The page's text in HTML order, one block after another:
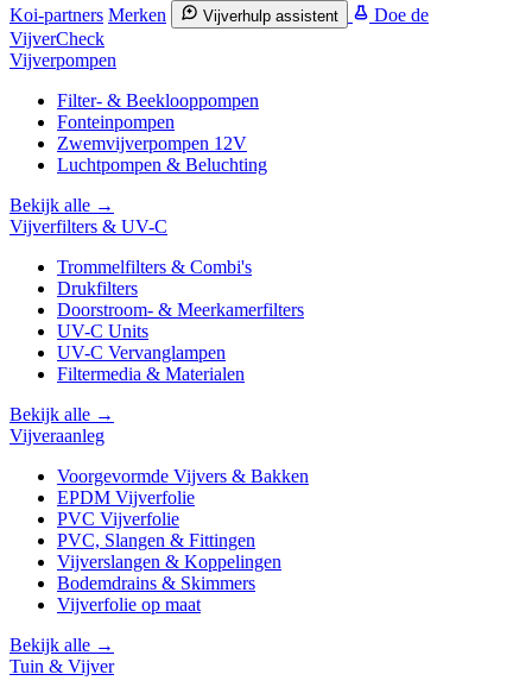
Koi-partners Merken Vijverhulp assistent
Doe de
VijverCheck
Vijverpompen
Filter- & Beeklooppompen
Fonteinpompen
Zwemvijverpompen 12V
Luchtpompen & Beluchting
Bekijk alle →
Vijverfilters & UV-C
Trommelfilters & Combi's
Drukfilters
Doorstroom- & Meerkamerfilters
UV-C Units
UV-C Vervanglampen
Filtermedia & Materialen
Bekijk alle →
Vijveraanleg
Voorgevormde Vijvers & Bakken
EPDM Vijverfolie
PVC Vijverfolie
PVC, Slangen & Fittingen
Vijverslangen & Koppelingen
Bodemdrains & Skimmers
Vijverfolie op maat
Bekijk alle →
Tuin & Vijver